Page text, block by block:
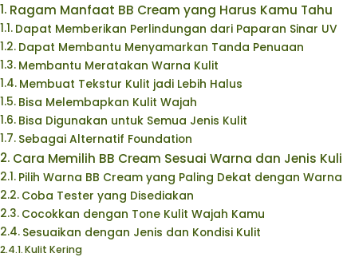
Ragam Manfaat BB Cream yang Harus Kamu Tahu
Dapat Memberikan Perlindungan dari Paparan Sinar UV
Dapat Membantu Menyamarkan Tanda Penuaan
Membantu Meratakan Warna Kulit
Membuat Tekstur Kulit jadi Lebih Halus
Bisa Melembapkan Kulit Wajah
Bisa Digunakan untuk Semua Jenis Kulit
Sebagai Alternatif Foundation
Cara Memilih BB Cream Sesuai Warna dan Jenis
Pilih Warna BB Cream yang Paling Dekat dengan
Coba Tester yang Disediakan
Cocokkan dengan Tone Kulit Wajah Kamu
Sesuaikan dengan Jenis dan Kondisi Kulit
Kulit Kering